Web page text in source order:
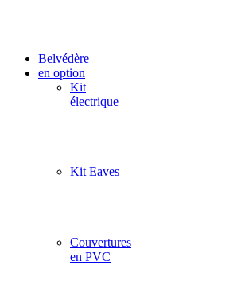
Belvédère
en option
Kit
électrique
Kit Eaves
Couvertures
en PVC